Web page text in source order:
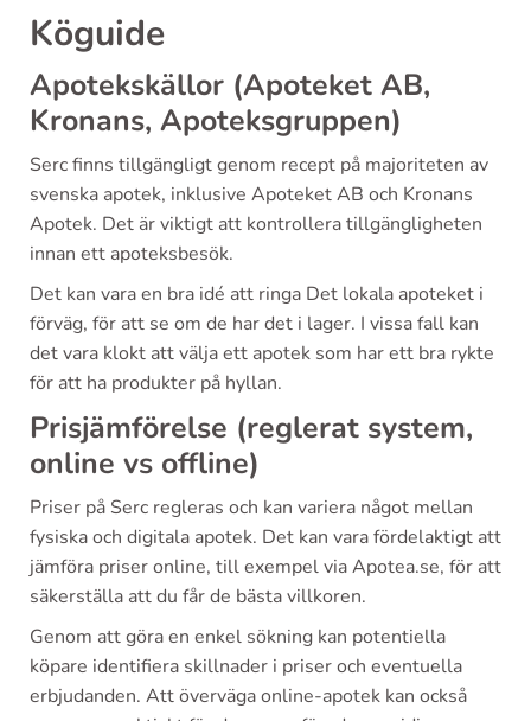
Köguide
Apotekskällor (Apoteket AB,
Kronans, Apoteksgruppen)
Serc finns tillgängligt genom recept på majoriteten av
svenska apotek, inklusive Apoteket AB och Kronans
Apotek. Det är viktigt att kontrollera tillgängligheten
innan ett apoteksbesök.
Det kan vara en bra idé att ringa Det lokala apoteket i
förväg, för att se om de har det i lager. I vissa fall kan
det vara klokt att välja ett apotek som har ett bra rykte
för att ha produkter på hyllan.
Prisjämförelse (reglerat system,
online vs offline)
Priser på Serc regleras och kan variera något mellan
fysiska och digitala apotek. Det kan vara fördelaktigt att
jämföra priser online, till exempel via Apotea.se, för att
säkerställa att du får de bästa villkoren.
Genom att göra en enkel sökning kan potentiella
köpare identifiera skillnader i priser och eventuella
erbjudanden. Att överväga online-apotek kan också